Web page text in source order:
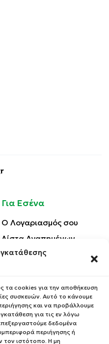
τα cookies για την αποθήκευση
συσκευών. Αυτό το κάνουμε
και να προβάλλουμε
για τις εν λόγω
δεδομένα
περιήγησης ή
τον ιστότοπο. Η μη
Για Εσένα
Ο Λογαριασμός σου
Λίστα Αγαπημένων
Οι Παραγγελίες σου
Κέρδισε Κουπόνι
Έκπτωσης